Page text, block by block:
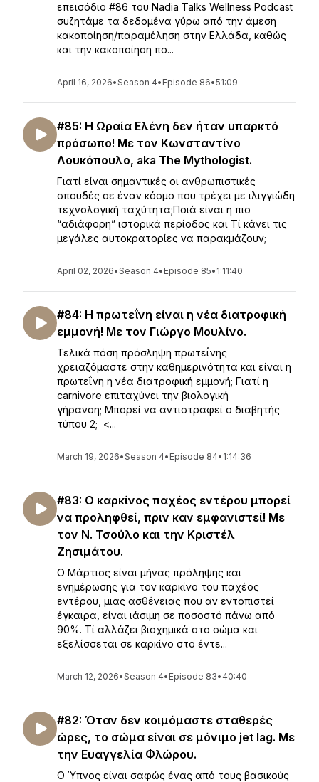
επεισόδιο #86 του Nadia Talks Wellness Podcast
συζητάμε τα δεδομένα γύρω από την άμεση
κακοποίηση/παραμέληση στην Ελλάδα, καθώς
και την κακοποίηση πο...
April 16, 2026•Season 4• Episode 86•51:09
#85: Η Ωραία Ελένη δεν ήταν υπαρκτό
πρόσωπο! Με τον Κωνσταντίνο
Λουκόπουλο, aka The Mythologist.
Γιατί είναι σημαντικές οι ανθρωπιστικές
σπουδές σε έναν κόσμο που τρέχει με ιλιγγιώδη
τεχνολογική ταχύτητα;Ποιά είναι η πιο
“αδιάφορη” ιστορικά περίοδος και Τί κάνει τις
μεγάλες αυτοκρατορίες να παρακμάζουν;
April 02, 2026•Season 4• Episode 85• 1:11:40
#84: Η πρωτεΐνη είναι η νέα διατροφική
εμμονή! Με τον Γιώργο Μουλίνο.
Τελικά πόση πρόσληψη πρωτεΐνης
χρειαζόμαστε στην καθημερινότητα και είναι η
πρωτεΐνη η νέα διατροφική εμμονή; Γιατί η
carnivore επιταχύνει την βιολογική
γήρανση; Μπορεί να αντιστραφεί ο διαβητής
τύπου 2; <...
March 19, 2026•Season 4• Episode 84• 1:14:36
#83: Ο καρκίνος παχέος εντέρου μπορεί
να προληφθεί, πριν καν εμφανιστεί! Με
τον Ν. Τσούλο και την Κριστέλ
Ζησιμάτου.
Ο Μάρτιος είναι μήνας πρόληψης και
ενημέρωσης για τον καρκίνο του παχέος
εντέρου, μιας ασθένειας που αν εντοπιστεί
έγκαιρα, είναι ιάσιμη σε ποσοστό πάνω από
90%. Τί αλλάζει βιοχημικά στο σώμα και
εξελίσσεται σε καρκίνο στο έντε...
March 12, 2026•Season 4• Episode 83• 40:40
#82: Όταν δεν κοιμόμαστε σταθερές
ώρες, το σώμα είναι σε μόνιμο jet lag. Με
την Ευαγγελία Φλώρου.
Ο Ύπνος είναι σαφώς ένας από τους βασικούς